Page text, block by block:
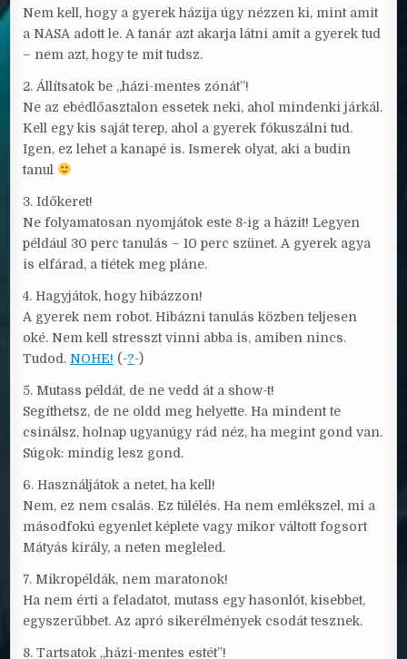
Nem kell, hogy a gyerek házija úgy nézzen ki, mint amit
a NASA adott le. A tanár azt akarja látni amit a gyerek tud
– nem azt, hogy te mit tudsz.
2. Állítsatok be „házi-mentes zónát”!
Ne az ebédlőasztalon essetek neki, ahol mindenki járkál.
Kell egy kis saját terep, ahol a gyerek fókuszálni tud.
Igen, ez lehet a kanapé is. Ismerek olyat, aki a budin
tanul
3. Időkeret!
Ne folyamatosan nyomjátok este 8-ig a házit! Legyen
például 30 perc tanulás – 10 perc szünet. A gyerek agya
is elfárad, a tiétek meg pláne.
4. Hagyjátok, hogy hibázzon!
A gyerek nem robot. Hibázni tanulás közben teljesen
oké. Nem kell stresszt vinni abba is, amiben nincs.
Tudod.NOHE! (-?-)
5. Mutass példát, de ne vedd át a show-t!
Segíthetsz, de ne oldd meg helyette. Ha mindent te
csinálsz, holnap ugyanúgy rád néz, ha megint gond van.
Súgok: mindig lesz gond.
6. Használjátok a netet, ha kell!
Nem, ez nem csalás. Ez túlélés. Ha nem emlékszel, mi a
másodfokú egyenlet képlete vagy mikor váltott fogsort
Mátyás király, a neten megleled.
7. Mikropéldák, nem maratonok!
Ha nem érti a feladatot, mutass egy hasonlót, kisebbet,
egyszerűbbet. Az apró sikerélmények csodát tesznek.
8. Tartsatok „házi-mentes estét”!